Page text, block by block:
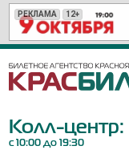
РЕКЛАМА 12+
РЕКЛАМА 12+
РЕКЛАМА 6+
РЕКЛАМА 18+
РЕКЛАМА 12+
РЕКЛАМА 6+
РЕКЛАМА 6+
РЕКЛАМА 6+
РЕКЛАМА 16+
РЕКЛАМА 0+
РЕКЛАМА 12+
РЕКЛАМА 6+
РЕКЛАМА 16+
РЕКЛАМА 18+
РЕКЛАМА 6+
РЕКЛАМА 12+
РЕКЛАМА 12+
РЕКЛАМА 12+
РЕКЛАМА 12+
РЕКЛАМА 12+
Колл-центр:
с 10:00 до 19:30